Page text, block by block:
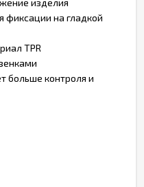
изделия
фиксации на гладкой
TPR
больше контроля и